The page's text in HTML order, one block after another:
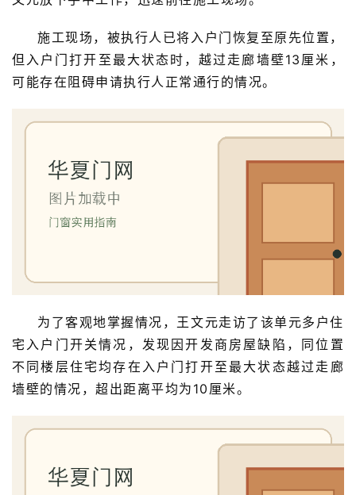
生
间
门
套
安
装
施工现场，被执行人已将入户门恢复至原先位置，
但入户门打开至最大状态时，越过走廊墙壁13厘米，
可能存在阻碍申请执行人正常通行的情况。
为了客观地掌握情况，王文元走访了该单元多户住
宅入户门开关情况，发现因开发商房屋缺陷，同位置
不同楼层住宅均存在入户门打开至最大状态越过走廊
墙壁的情况，超出距离平均为10厘米。